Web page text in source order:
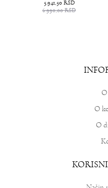
5.941,50 RSD
6.990,00RSD
O
O